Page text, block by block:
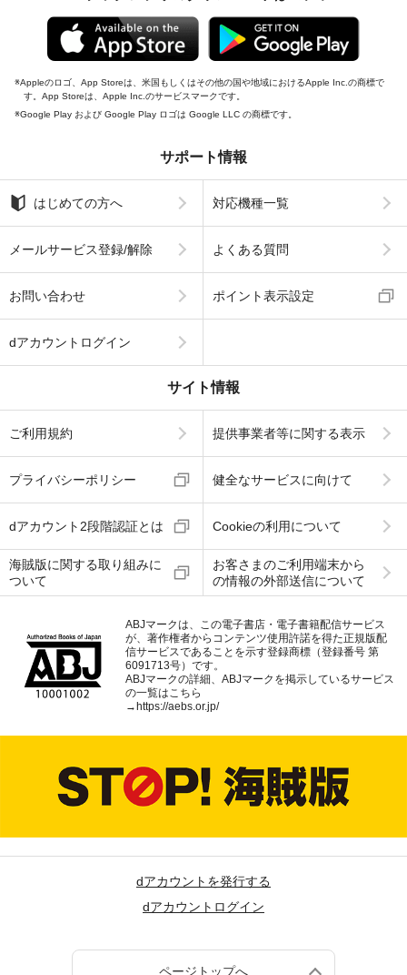
Appleのロゴ、App Storeは、米国もしくはその他の国や地域におけるApple Inc.の商標で
す。App Storeは、Apple Inc.のサービスマークです。
Google Play および Google Play ロゴは Google LLC の商標です。
サポート情報
はじめての方へ 対応機種一覧
メールサービス登録/解除 よくある質問
お問い合わせ ポイント表示設定
dアカウントログイン
サイト情報
ご利用規約 提供事業者等に関する表示
プライバシーポリシー 健全なサービスに向けて
dアカウント2段階認証とは Cookieの利用について
海賊版に関する取り組みに
ついて
お客さまのご利用端末から
の情報の外部送信について
ABJマークは、この電子書店・電子書籍配信サービス
が、著作権者からコンテンツ使用許諾を得た正規版配
信サービスであることを示す登録商標（登録番号 第
6091713号）です。
ABJマークの詳細、ABJマークを掲示しているサービス
の一覧はこちら
→ https://aebs.or.jp/
dアカウントを発行する
dアカウントログイン
ページトップへ